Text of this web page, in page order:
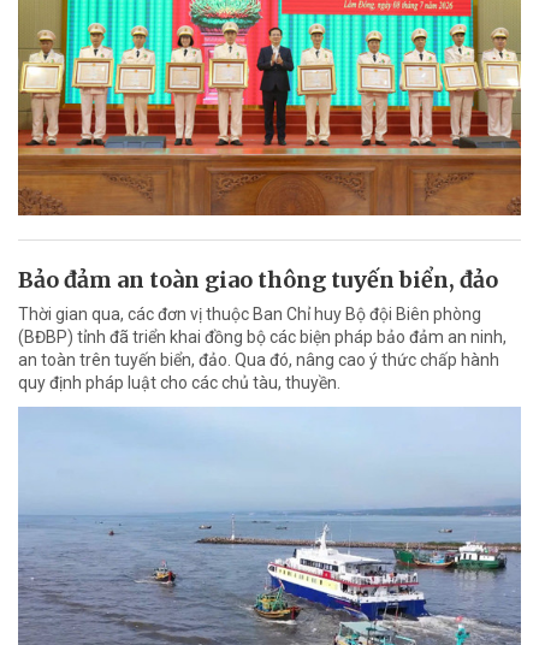
Bảo đảm an toàn giao thông tuyến biển, đảo
Thời gian qua, các đơn vị thuộc Ban Chỉ huy Bộ đội Biên phòng
(BĐBP) tỉnh đã triển khai đồng bộ các biện pháp bảo đảm an ninh,
an toàn trên tuyến biển, đảo. Qua đó, nâng cao ý thức chấp hành
quy định pháp luật cho các chủ tàu, thuyền.